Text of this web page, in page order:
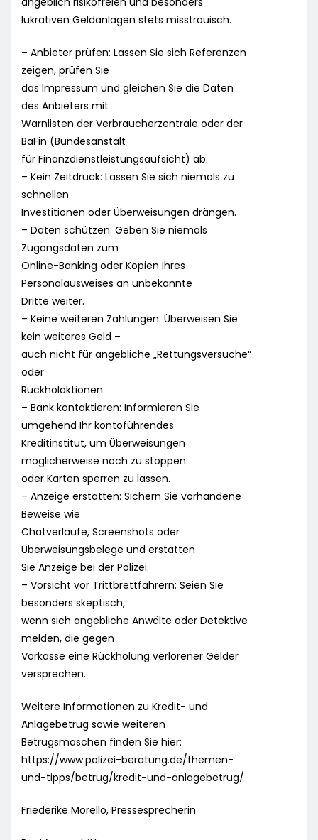
lukrativen Geldanlagen stets misstrauisch.
– Anbieter prüfen: Lassen Sie sich Referenzen
zeigen, prüfen Sie
das Impressum und gleichen Sie die Daten
des Anbieters mit
Warnlisten der Verbraucherzentrale oder der
BaFin (Bundesanstalt
für Finanzdienstleistungsaufsicht) ab.
– Kein Zeitdruck: Lassen Sie sich niemals zu
schnellen
Investitionen oder Überweisungen drängen.
– Daten schützen: Geben Sie niemals
Zugangsdaten zum
Online-Banking oder Kopien Ihres
Personalausweises an unbekannte
Dritte weiter.
– Keine weiteren Zahlungen: Überweisen Sie
kein weiteres Geld –
auch nicht für angebliche „Rettungsversuche“
oder
Rückholaktionen.
– Bank kontaktieren: Informieren Sie
umgehend Ihr kontoführendes
Kreditinstitut, um Überweisungen
möglicherweise noch zu stoppen
oder Karten sperren zu lassen.
– Anzeige erstatten: Sichern Sie vorhandene
Beweise wie
Chatverläufe, Screenshots oder
Überweisungsbelege und erstatten
Sie Anzeige bei der Polizei.
– Vorsicht vor Trittbrettfahrern: Seien Sie
besonders skeptisch,
wenn sich angebliche Anwälte oder Detektive
melden, die gegen
Vorkasse eine Rückholung verlorener Gelder
versprechen.
Weitere Informationen zu Kredit- und
Anlagebetrug sowie weiteren
Betrugsmaschen finden Sie hier:
https://www.polizei-beratung.de/themen-
und-tipps/betrug/kredit-und-anlagebetrug/
Friederike Morello, Pressesprecherin